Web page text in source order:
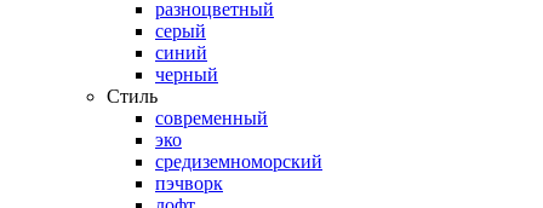
разноцветный
серый
синий
черный
Стиль
современный
эко
средиземноморский
пэчворк